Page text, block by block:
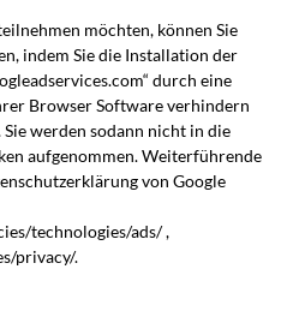
möchten, können Sie
indem Sie die Installation der
durch eine
Browser Software verhindern
werden sodann nicht in die
aufgenommen. Weiterführende
von Google
technologies/ads/ ,
privacy/.